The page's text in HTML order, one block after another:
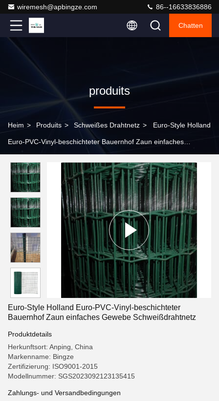
wiremesh@apbingze.com 86--16633836886
Chatten
produits
Heim > Produits > Schweißes Drahtnetz > Euro-Style Holland
Euro-PVC-Vinyl-beschichteter Bauernhof Zaun einfaches
Euro-Style Holland Euro-PVC-Vinyl-beschichteter
Bauernhof Zaun einfaches Gewebe Schweißdrahtnetz
Produktdetails
Herkunftsort: Anping, China
Markenname: Bingze
Zertifizierung: ISO9001-2015
Modellnummer: SGS2023092123135415
Zahlungs- und Versandbedingungen